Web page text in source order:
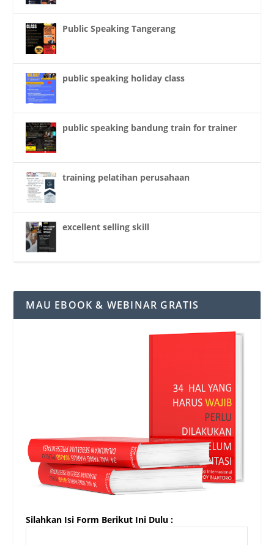
Public Speaking Tangerang
public speaking holiday class
public speaking bandung train for trainer
training pelatihan perusahaan
excellent selling skill
MAU EBOOK & WEBINAR GRATIS
Silahkan Isi Form Berikut Ini Dulu :